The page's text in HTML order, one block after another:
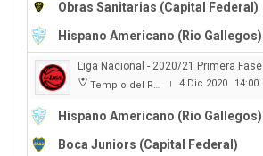
Obras Sanitarias (Capital Federal)
Hispano Americano (Rio Gallegos)
Liga Nacional - 2020/21 Primera Fase
Templo del Rock | 4 Dic 2020 14:00
Hispano Americano (Rio Gallegos)
Boca Juniors (Capital Federal)